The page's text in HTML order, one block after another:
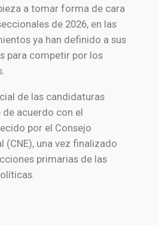
a tomar forma de cara
de 2026, en las
ya han definido a sus
para competir por los
de las candidaturas
acuerdo con el
por el Consejo
(CNE), una vez finalizado
primarias de las